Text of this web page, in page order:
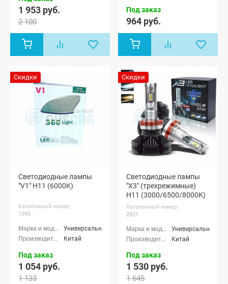
1 953 руб.
2 100
Под заказ
964 руб.
Скидки
Светодиодные лампы
"V1" H11 (6000K)
Каталожный номер:
1595
Универсальные
Китай
Под заказ
1 054 руб.
1 133
Скидки
Светодиодные лампы
"X3" (трехрежимные)
H11 (3000/6500/8000К)
Каталожный номер:
2821
Универсальные
Китай
Под заказ
1 530 руб.
1 645